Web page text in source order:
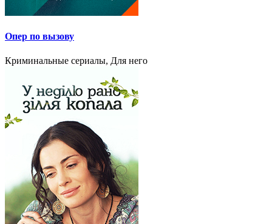
Опер по вызову
Криминальные сериалы, Для него